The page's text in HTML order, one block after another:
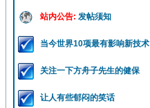
站内公告: 发帖须知
当今世界10项最有影响新技术
关注一下方舟子先生的健保
让人有些郁闷的笑话